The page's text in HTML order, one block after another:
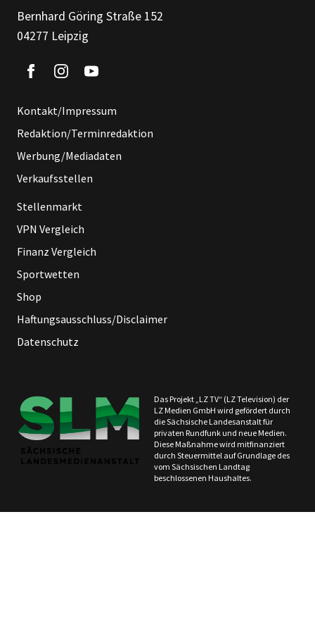
Bernhard Göring Straße 152
04277 Leipzig
Kontakt/Impressum
Redaktion/Terminredaktion
Werbung/Mediadaten
Verkaufsstellen
Stellenmarkt
VPN Vergleich
Finanz Vergleich
Sportwetten
Shop
Haftungsausschluss/Disclaimer
Datenschutz
Das Projekt „LZ TV“ (LZ Television) der
LZ Medien GmbH wird gefördert durch
die Sächsische Landesanstalt für
privaten Rundfunk und neue Medien.
Diese Maßnahme wird mitfinanziert
durch Steuermittel auf Grundlage des
vom Sächsischen Landtag
beschlossenen Haushaltes.